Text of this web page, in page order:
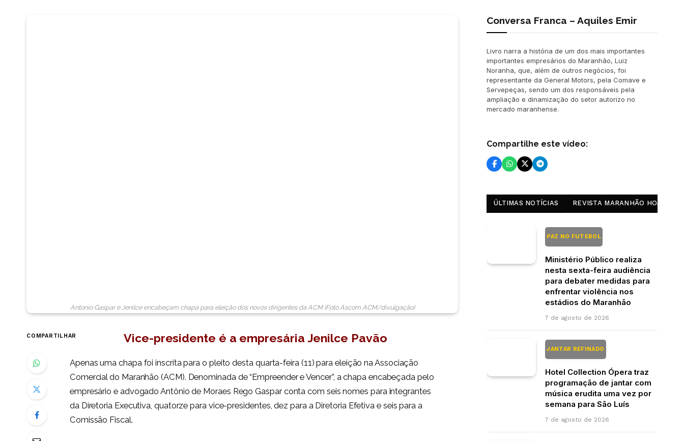
Antonio Gaspar e Jenilce encabeçam chapa para eleição dos novos dirigentes da ACM (Foto Ascom ACM/divulgação)
COMPARTILHAR Vice-presidente é a empresária Jenilce Pavão
Apenas uma chapa foi inscrita para o pleito desta quarta-feira (11) para eleição na Associação
Comercial do Maranhão (ACM). Denominada de “Empreender e Vencer”, a chapa encabeçada pelo
empresário e advogado Antônio de Moraes Rego Gaspar conta com seis nomes para integrantes
da Diretoria Executiva, quatorze para vice-presidentes, dez para a Diretoria Efetiva e seis para a
Comissão Fiscal.
Conversa Franca – Aquiles Emir
Livro narra a história de um dos mais importantes
importantes empresários do Maranhão, Luiz
Noranha, que, além de outros negócios, foi
representante da General Motors, pela Comave e
Servepeças, sendo um dos responsáveis pela
ampliação e dinamização do setor autorizo no
mercado maranhense.
Compartilhe este vídeo:
ÚLTIMAS NOTÍCIAS REVISTA MARANHÃO HOJE
PAZ NO FUTEBOL
Ministério Público realiza
nesta sexta-feira audiência
para debater medidas para
enfrentar violência nos
estádios do Maranhão
7 de agosto de 2026
JANTAR REFINADO
Hotel Collection Ópera traz
programação de jantar com
música erudita uma vez por
semana para São Luís
7 de agosto de 2026